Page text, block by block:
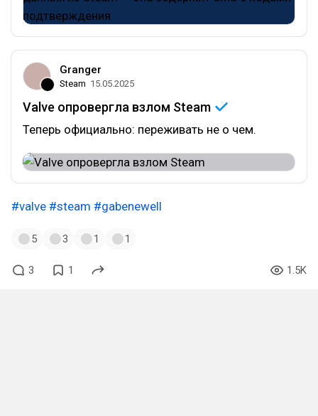
Granger
Steam 15.05.2025
Valve опровергла взлом Steam
Теперь официально: переживать не о чем.
#valve #steam #gabenewell
5 3 1 1
3 1 1.5K